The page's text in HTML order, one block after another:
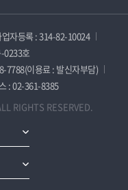
자등록 : 314-82-10024
0233호
7788(이용료 : 발신자부담)
: 02-361-8385
RIGHTS RESERVED.